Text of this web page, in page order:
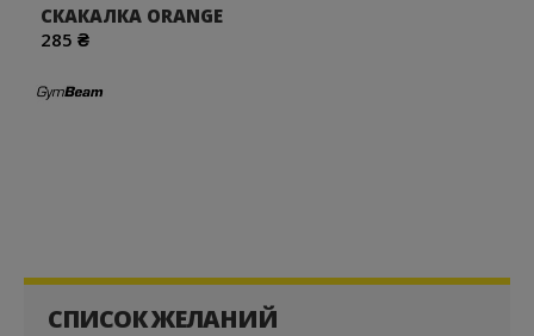
СКАКАЛКА ORANGE
285 ₴
СПИСОК ЖЕЛАНИЙ